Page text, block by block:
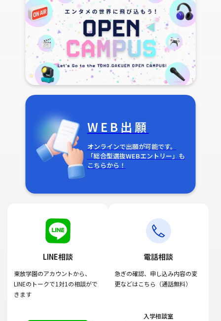
WEB出願
オンラインで出願が可能です。
「総合型選抜WEBエントリー」も
こちらから！
LINE相談
東放学園のアカウントから、
LINEのトークで1対1の相談がで
きます
電話相談
急ぎの確認、申し込み内容の変
更などはこちら（通話無料）
入学相談室